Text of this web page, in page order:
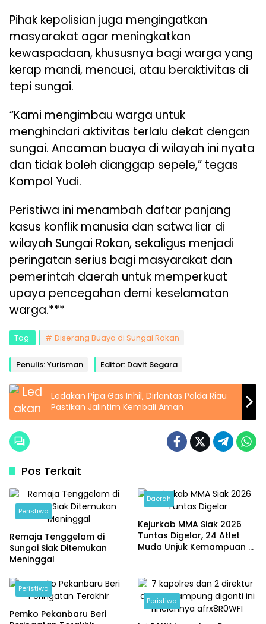
Pihak kepolisian juga mengingatkan
masyarakat agar meningkatkan
kewaspadaan, khususnya bagi warga yang
kerap mandi, mencuci, atau beraktivitas di
tepi sungai.
“Kami mengimbau warga untuk
menghindari aktivitas terlalu dekat dengan
sungai. Ancaman buaya di wilayah ini nyata
dan tidak boleh dianggap sepele,” tegas
Kompol Yudi.
Peristiwa ini menambah daftar panjang
kasus konflik manusia dan satwa liar di
wilayah Sungai Rokan, sekaligus menjadi
peringatan serius bagi masyarakat dan
pemerintah daerah untuk memperkuat
upaya pencegahan demi keselamatan
warga.***
Tag: Diserang Buaya di Sungai Rokan
Penulis: Yurisman Editor: Davit Segara
Ledakan Pipa Gas Inhil, Dirlantas Polda Riau
Pastikan Jalintim Kembali Aman
Pos Terkait
Peristiwa
Remaja Tenggelam di
Sungai Siak Ditemukan
Meninggal
Daerah
Kejurkab MMA Siak 2026
Tuntas Digelar, 24 Atlet
Muda Unjuk Kemampuan di
Peristiwa
Pemko Pekanbaru Beri
Peristiwa